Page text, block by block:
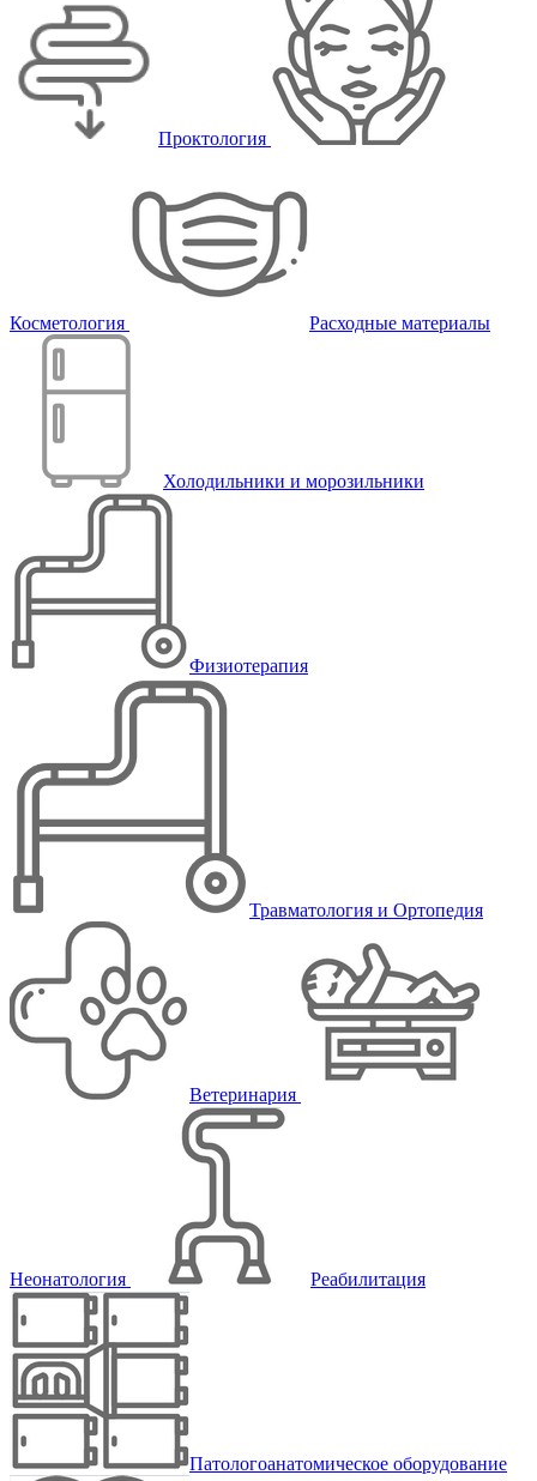
Проктология
Косметология Расходные материалы
Холодильники и морозильники
Физиотерапия
Травматология и Ортопедия
Ветеринария
Неонатология Реабилитация
Патологоанатомическое оборудование